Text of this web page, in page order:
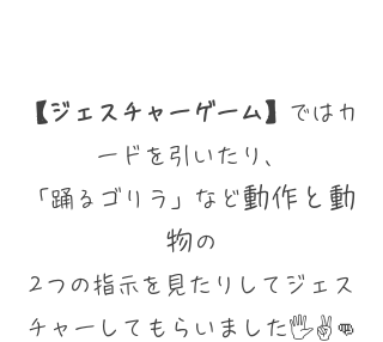
【ジェスチャーゲーム】 ではカ
ードを引いたり、
「踊るゴリラ」など動作と動
物 の
2つの指示を見たりしてジェス
チャーしてもらいました🖐✌‪👊⁡⁡